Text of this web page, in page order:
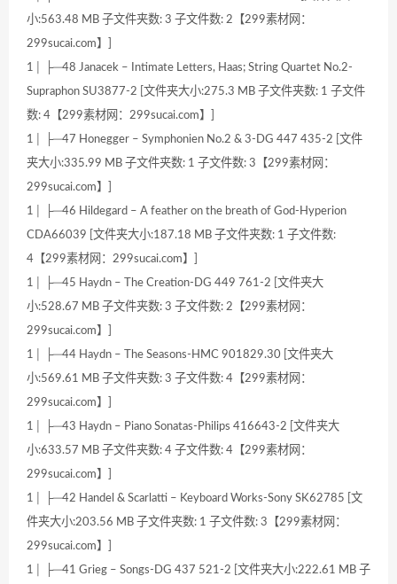
小:563.48 MB 子文件夹数: 3 子文件数: 2【299素材网：
299sucai.com】]
1│ ├─48 Janacek – Intimate Letters, Haas; String Quartet No.2-
Supraphon SU3877-2 [文件夹大小:275.3 MB 子文件夹数: 1 子文件
数: 4【299素材网：299sucai.com】]
1│ ├─47 Honegger – Symphonien No.2 & 3-DG 447 435-2 [文件
夹大小:335.99 MB 子文件夹数: 1 子文件数: 3【299素材网：
299sucai.com】]
1│ ├─46 Hildegard – A feather on the breath of God-Hyperion
CDA66039 [文件夹大小:187.18 MB 子文件夹数: 1 子文件数:
4【299素材网：299sucai.com】]
1│ ├─45 Haydn – The Creation-DG 449 761-2 [文件夹大
小:528.67 MB 子文件夹数: 3 子文件数: 2【299素材网：
299sucai.com】]
1│ ├─44 Haydn – The Seasons-HMC 901829.30 [文件夹大
小:569.61 MB 子文件夹数: 3 子文件数: 4【299素材网：
299sucai.com】]
1│ ├─43 Haydn – Piano Sonatas-Philips 416643-2 [文件夹大
小:633.57 MB 子文件夹数: 4 子文件数: 4【299素材网：
299sucai.com】]
1│ ├─42 Handel & Scarlatti – Keyboard Works-Sony SK62785 [文
件夹大小:203.56 MB 子文件夹数: 1 子文件数: 3【299素材网：
299sucai.com】]
1│ ├─41 Grieg – Songs-DG 437 521-2 [文件夹大小:222.61 MB 子